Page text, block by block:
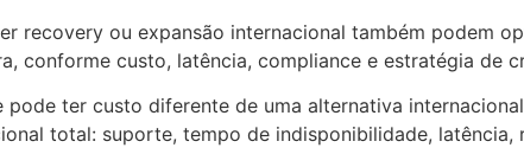
recovery ou expansão internacional também podem
conforme custo, latência, compliance e estratégia de
ter custo diferente de uma alternativa
total: suporte, tempo de indisponibilidade, latência,